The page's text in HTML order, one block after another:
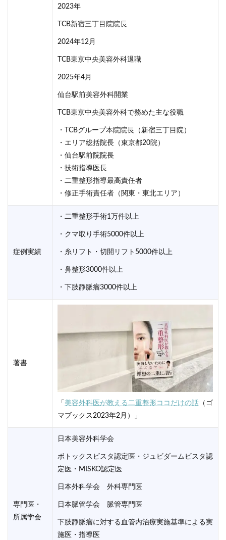
2023年
TCB新宿三丁目院院長
2024年12月
TCB東京中央美容外科退職
2025年4月
仙台駅前美容外科開業
TCB東京中央美容外科で務めた主な役職
・TCBグループ本院院長（新宿三丁目院）
・エリア総括院長（東京都20院）
・仙台駅前院院長
・技術指導医長
・二重整形指導最高責任者
・修正手術責任者（関東・東北エリア）
症例実績
・二重整形手術1万件以上
・クマ取り手術5000件以上
・糸リフト・切開リフト5000件以上
・鼻整形3000件以上
・下肢静脈瘤3000件以上
著書
「 美容外科医が教える二重整形ココだけの話 （ゴ
マブックス2023年2月）」
専門医・
所属学会
日本美容外科学会
ボトックスビスタ認定医・ジュビダームビスタ認
定医・MISKO認定医
日本外科学会 外科専門医
日本脈管学会 脈管専門医
下肢静脈瘤に対する血管内治療実施基準による実
施医・指導医